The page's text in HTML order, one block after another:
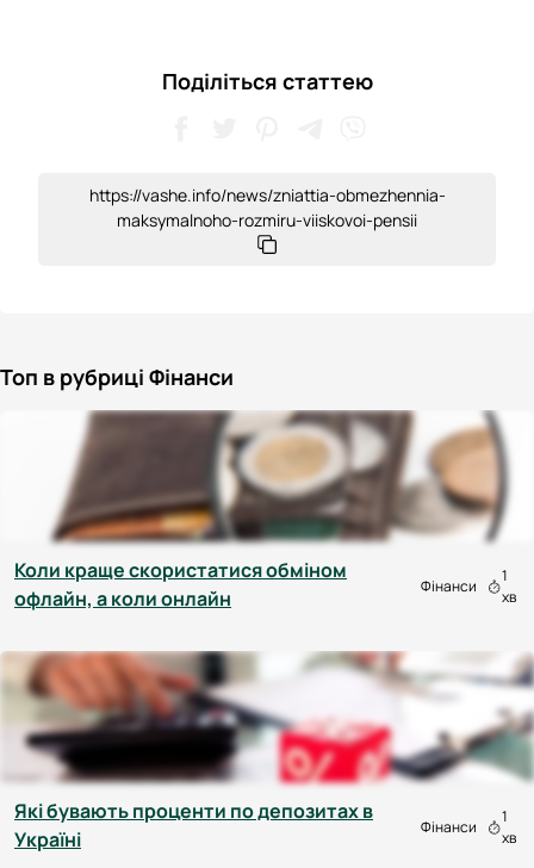
Поділіться статтею
https://vashe.info/news/zniattia-obmezhennia-
maksymalnoho-rozmiru-viiskovoi-pensii
Топ в рубриці Фінанси
Коли краще скористатися обміном
офлайн, а коли онлайн
Фінанси
1
хв
Які бувають проценти по депозитах в
Україні
Фінанси
1
хв